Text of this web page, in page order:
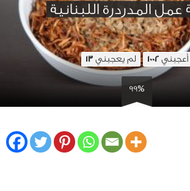
المدردرة اللبنانية
أعجبني 1002 لم يعجبني 13
99%